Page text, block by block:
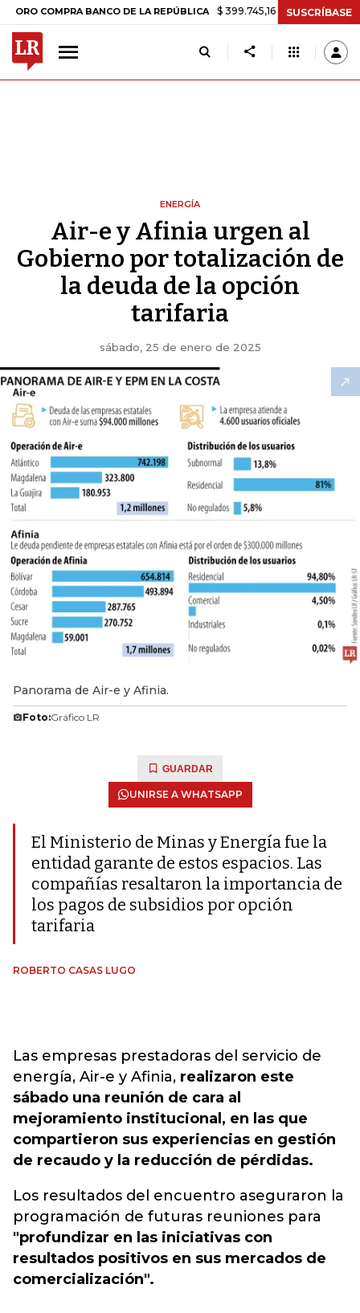
BANCO DE LA REPÚBLICA $ 399.745,16 +$ 2.295,71 +0,58%
SUSCRÍBASE
ENERGÍA
Air-e y Afinia urgen al
Gobierno por totalización de
la deuda de la opción
tarifaria
sábado, 25 de enero de 2025
Panorama de Air-e y Afinia.
Foto:Gráfico LR
GUARDAR
UNIRSE A WHATSAPP
El Ministerio de Minas y Energía fue la
entidad garante de estos espacios. Las
compañías resaltaron la importancia de
los pagos de subsidios por opción
tarifaria
ROBERTO CASAS LUGO
Las empresas prestadoras del servicio de
energía, Air-e y Afinia, realizaron este
sábado una reunión de cara al
mejoramiento institucional, en las que
compartieron sus experiencias en gestión
de recaudo y la reducción de pérdidas.
Los resultados del encuentro aseguraron la
programación de futuras reuniones para
"profundizar en las iniciativas con
resultados positivos en sus mercados de
comercialización".